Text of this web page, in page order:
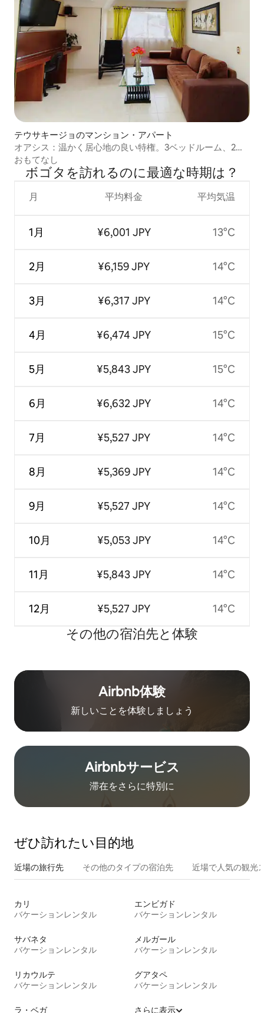
テウサキージョのマンション・アパート
オアシス：温かく居心地の良い特権。3ベッドルーム、2バ
スルーム
おもてなし
ボゴタを訪⁠れ⁠るの⁠に最⁠適⁠な時⁠期⁠は⁠？
月
1月
2月
3月
4月
5月
6月
7月
8月
9月
10月
11月
12月
平均料金
¥6,001 JPY
¥6,159 JPY
¥6,317 JPY
¥6,474 JPY
¥5,843 JPY
¥6,632 JPY
¥5,527 JPY
¥5,369 JPY
¥5,527 JPY
¥5,053 JPY
¥5,843 JPY
¥5,527 JPY
平均気温
13°C
14°C
14°C
15°C
15°C
14°C
14°C
14°C
14°C
14°C
14°C
14°C
その他の宿⁠泊⁠先と体⁠験
Airbnb体験
新しいことを体験しましょう
Airbnb⁠サ⁠ー⁠ビ⁠ス
滞在をさ⁠ら⁠に特⁠別⁠に
ぜひ訪⁠れ⁠た⁠い目⁠的⁠地
近場の旅行先 その他のタ⁠イ⁠プ⁠の宿⁠泊⁠先 近場で人気の観光
カリ
バケーションレンタル
エンビガド
バケーションレンタル
サバネタ
バケーションレンタル
メルガール
バケーションレンタル
リカウルテ
バケーションレンタル
グアタペ
バケーションレンタル
ラ・ベガ さらに表示